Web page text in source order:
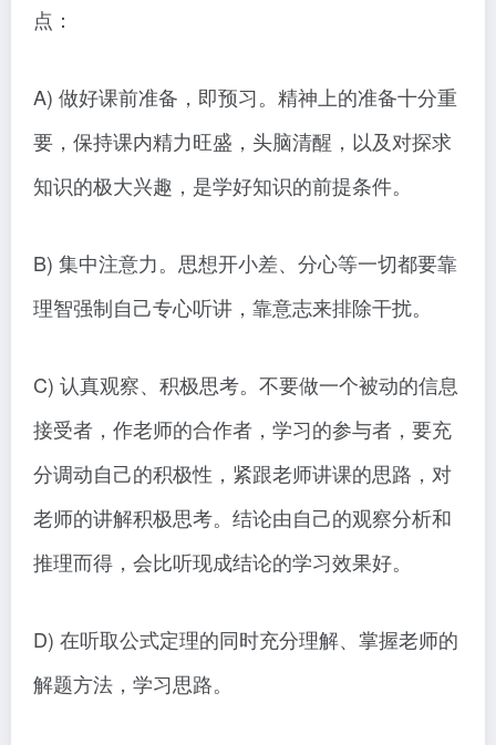
点：
A) 做好课前准备，即预习。精神上的准备十分重
要，保持课内精力旺盛，头脑清醒，以及对探求
知识的极大兴趣，是学好知识的前提条件。
B) 集中注意力。思想开小差、分心等一切都要靠
理智强制自己专心听讲，靠意志来排除干扰。
C) 认真观察、积极思考。不要做一个被动的信息
接受者，作老师的合作者，学习的参与者，要充
分调动自己的积极性，紧跟老师讲课的思路，对
老师的讲解积极思考。结论由自己的观察分析和
推理而得，会比听现成结论的学习效果好。
D) 在听取公式定理的同时充分理解、掌握老师的
解题方法，学习思路。